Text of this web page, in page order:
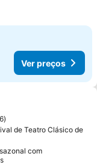
Ver preços
favoritos
de Teatro Clásico de
com